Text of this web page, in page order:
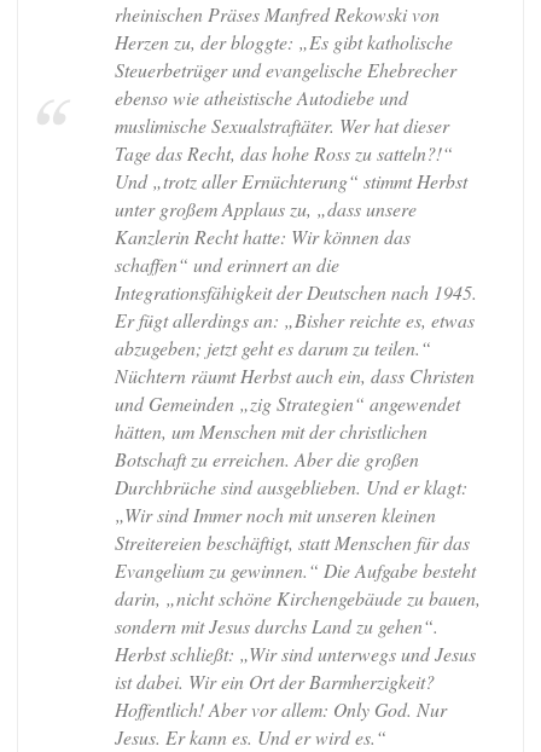
rheinischen Präses Manfred Rekowski von
Herzen zu, der bloggte: „Es gibt katholische
Steuerbetrüger und evangelische Ehebrecher
ebenso wie atheistische Autodiebe und
muslimische Sexualstraftäter. Wer hat dieser
Tage das Recht, das hohe Ross zu satteln?!“
Und „trotz aller Ernüchterung“ stimmt Herbst
unter großem Applaus zu, „dass unsere
Kanzlerin Recht hatte: Wir können das
schaffen“ und erinnert an die
Integrationsfähigkeit der Deutschen nach 1945.
Er fügt allerdings an: „Bisher reichte es, etwas
abzugeben; jetzt geht es darum zu teilen.“
Nüchtern räumt Herbst auch ein, dass Christen
und Gemeinden „zig Strategien“ angewendet
hätten, um Menschen mit der christlichen
Botschaft zu erreichen. Aber die großen
Durchbrüche sind ausgeblieben. Und er klagt:
„Wir sind Immer noch mit unseren kleinen
Streitereien beschäftigt, statt Menschen für das
Evangelium zu gewinnen.“ Die Aufgabe besteht
darin, „nicht schöne Kirchengebäude zu bauen,
sondern mit Jesus durchs Land zu gehen“.
Herbst schließt: „Wir sind unterwegs und Jesus
ist dabei. Wir ein Ort der Barmherzigkeit?
Hoffentlich! Aber vor allem: Only God. Nur
Jesus. Er kann es. Und er wird es.“